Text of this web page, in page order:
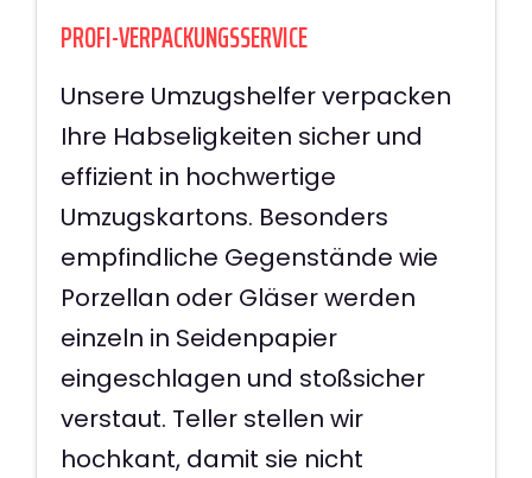
PROFI-VERPACKUNGSSERVICE
Unsere Umzugshelfer verpacken
Ihre Habseligkeiten sicher und
effizient in hochwertige
Umzugskartons. Besonders
empfindliche Gegenstände wie
Porzellan oder Gläser werden
einzeln in Seidenpapier
eingeschlagen und stoßsicher
verstaut. Teller stellen wir
hochkant, damit sie nicht